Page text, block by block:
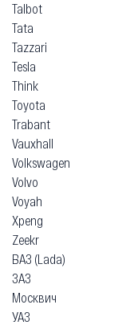
Talbot
Tata
Tazzari
Tesla
Think
Toyota
Trabant
Vauxhall
Volkswagen
Volvo
Voyah
Xpeng
Zeekr
ВАЗ (Lada)
ЗАЗ
Москвич
УАЗ